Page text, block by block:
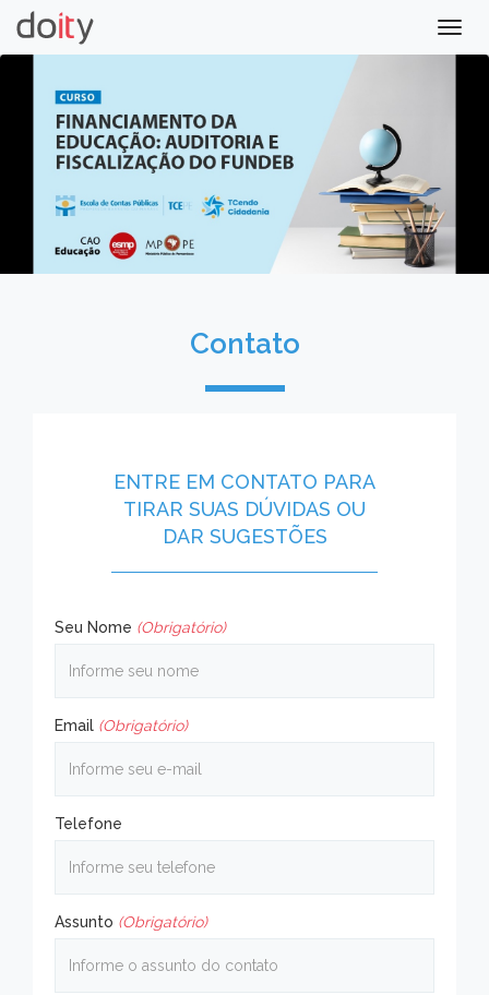
Contato
ENTRE EM CONTATO PARA
TIRAR SUAS DÚVIDAS OU
DAR SUGESTÕES
Seu Nome (Obrigatório)
Email (Obrigatório)
Telefone
Assunto (Obrigatório)